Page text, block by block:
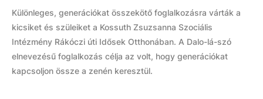
Különleges, generációkat összekötő foglalkozásra várták a
kicsiket és szüleiket a Kossuth Zsuzsanna Szociális
Intézmény Rákóczi úti Idősek Otthonában. A Dalo-lá-szó
elnevezésű foglalkozás célja az volt, hogy generációkat
kapcsoljon össze a zenén keresztül.